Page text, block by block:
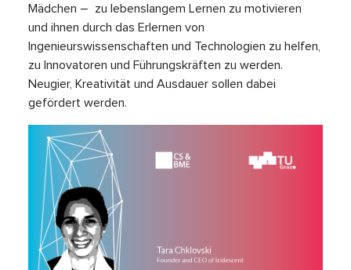
Mädchen – zu lebenslangem Lernen zu motivieren
und ihnen durch das Erlernen von
Ingenieurswissenschaften und Technologien zu helfen,
zu Innovatoren und Führungskräften zu werden.
Neugier, Kreativität und Ausdauer sollen dabei
gefördert werden.